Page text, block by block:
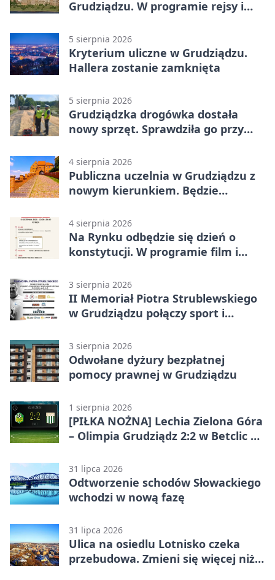
Grudziądzu. W programie rejsy i
5 sierpnia 2026
Kryterium uliczne w Grudziądzu.
Hallera zostanie zamknięta
5 sierpnia 2026
Grudziądzka drogówka dostała
nowy sprzęt. Sprawdziła go przy
4 sierpnia 2026
Publiczna uczelnia w Grudziądzu z
nowym kierunkiem. Będzie
4 sierpnia 2026
Na Rynku odbędzie się dzień o
konstytucji. W programie film i
3 sierpnia 2026
II Memoriał Piotra Strublewskiego
w Grudziądzu połączy sport i
3 sierpnia 2026
Odwołane dyżury bezpłatnej
pomocy prawnej w Grudziądzu
1 sierpnia 2026
[PIŁKA NOŻNA] Lechia Zielona Góra
– Olimpia Grudziądz 2:2 w Betclic 2.
końcówce
31 lipca 2026
Odtworzenie schodów Słowackiego
wchodzi w nową fazę
31 lipca 2026
Ulica na osiedlu Lotnisko czeka
przebudowa. Zmieni się więcej niż